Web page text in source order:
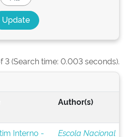
3 (Search time: 0.003 seconds).
Author(s)
Interno -
Escola Nacional